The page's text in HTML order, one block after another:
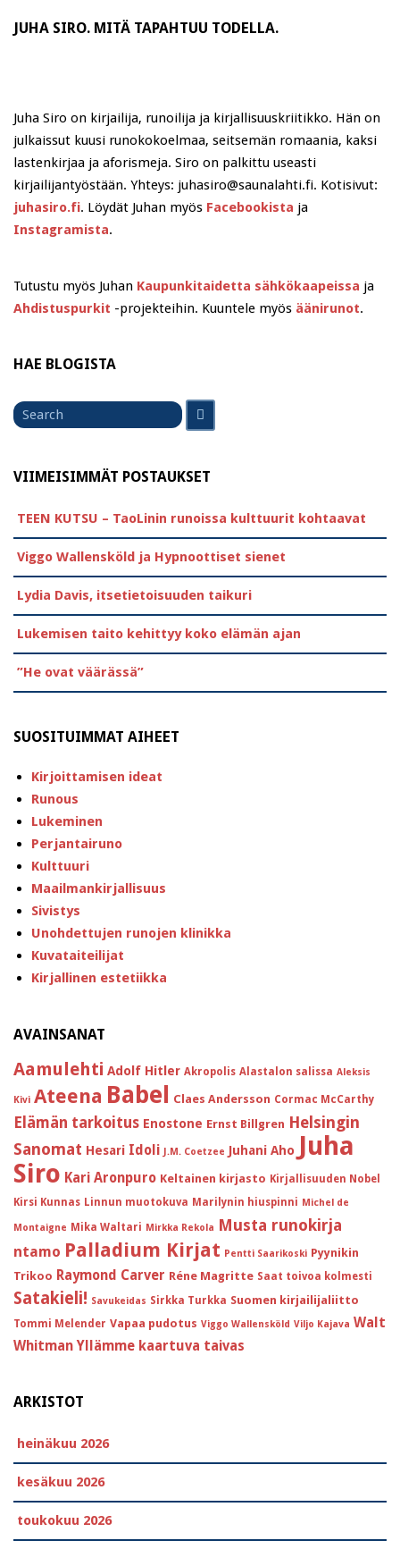
JUHA SIRO. MITÄ TAPAHTUU TODELLA.
Juha Siro on kirjailija, runoilija ja kirjallisuuskriitikko. Hän on
julkaissut kuusi runokokoelmaa, seitsemän romaania, kaksi
lastenkirjaa ja aforismeja. Siro on palkittu useasti
kirjailijantyöstään. Yhteys: juhasiro@saunalahti.fi. Kotisivut:
juhasiro.fi. Löydät Juhan myös Facebookista ja
Instagramista.
Tutustu myös Juhan Kaupunkitaidetta sähkökaapeissa ja
Ahdistuspurkit -projekteihin. Kuuntele myös äänirunot.
HAE BLOGISTA
Search
for
VIIMEISIMMÄT POSTAUKSET
TEEN KUTSU – TaoLinin runoissa kulttuurit kohtaavat
Viggo Wallensköld ja Hypnoottiset sienet
Lydia Davis, itsetietoisuuden taikuri
Lukemisen taito kehittyy koko elämän ajan
”He ovat väärässä”
SUOSITUIMMAT AIHEET
Kirjoittamisen ideat
Runous
Lukeminen
Perjantairuno
Kulttuuri
Maailmankirjallisuus
Sivistys
Unohdettujen runojen klinikka
Kuvataiteilijat
Kirjallinen estetiikka
AVAINSANAT
Aamulehti Adolf Hitler Akropolis Alastalon salissa Aleksis
Kivi Ateena Babel Claes Andersson Cormac McCarthy
Elämän tarkoitus Enostone Ernst Billgren Helsingin
Sanomat Hesari Idoli J.M. Coetzee Juhani Aho Juha
Siro Kari Aronpuro Keltainen kirjasto Kirjallisuuden Nobel
Kirsi Kunnas Linnun muotokuva Marilynin hiuspinni Michel de
Montaigne Mika Waltari Mirkka Rekola Musta runokirja
ntamo Palladium Kirjat Pentti Saarikoski Pyynikin
Trikoo Raymond Carver Réne Magritte Saat toivoa kolmesti
Satakieli! Savukeidas Sirkka Turkka Suomen kirjailijaliitto
Tommi Melender Vapaa pudotus Viggo Wallensköld Viljo Kajava Walt
Whitman Yllämme kaartuva taivas
ARKISTOT
heinäkuu 2026
kesäkuu 2026
toukokuu 2026